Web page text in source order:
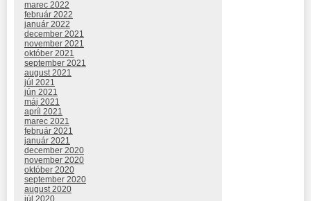
marec 2022
február 2022
január 2022
december 2021
november 2021
október 2021
september 2021
august 2021
júl 2021
jún 2021
máj 2021
apríl 2021
marec 2021
február 2021
január 2021
december 2020
november 2020
október 2020
september 2020
august 2020
júl 2020